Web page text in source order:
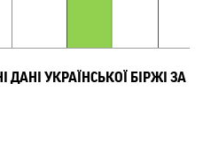
ДАНІ УКРАЇНСЬКОЇ БІРЖІ ЗА